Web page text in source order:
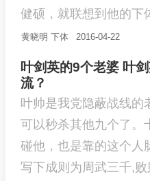
健硕，就联想到他的下
黄晓明 下体 2016-04-22
叶剑英的9个老婆 叶
流？
叶帅是我党隐蔽战线的
可以秒杀其他九个了。
碰他，也是靠的这个人
写下成则为周武三千,败